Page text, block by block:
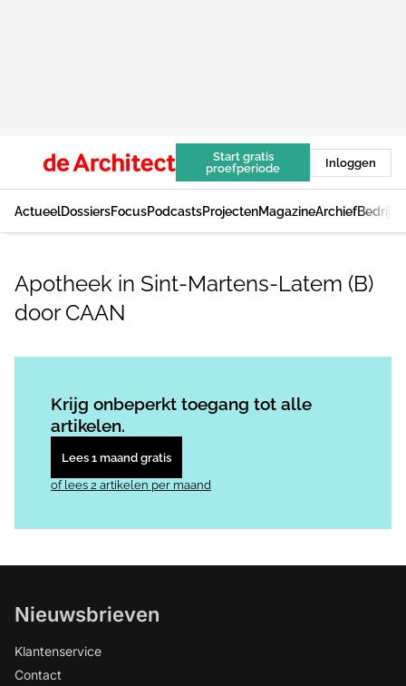
Start gratis
proefperiode
Inloggen
ActueelDossiersFocusPodcastsProjectenMagazineArchief
Apotheek in Sint-Martens-Latem (B)
door CAAN
Krijg onbeperkt toegang tot alle
artikelen.
Lees 1 maand gratis
of lees 2 artikelen per maand
Nieuwsbrieven
Klantenservice
Contact